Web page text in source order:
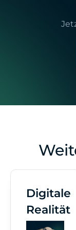
Digitale
Realität